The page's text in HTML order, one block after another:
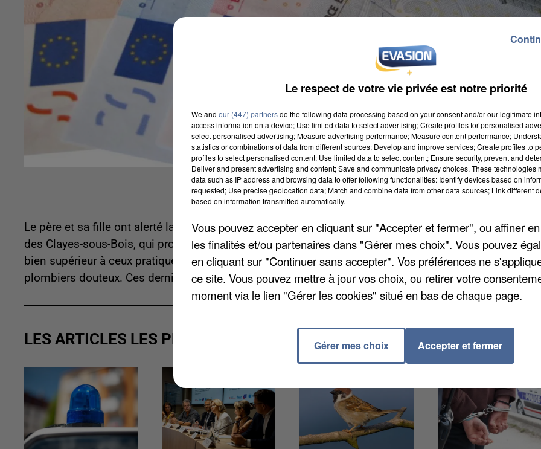
Le père et sa fille ont alerté la police. En cause, la visite de deux plombiers douteux dans le domicile
des Clayes-sous-Bois, qui proposaient de déboucher les toilettes pour plus de 2.000 euros. Un prix
bien supérieur à ceux pratiqués en moyenne, selon le Parisien. Les policiers ont mis la main sur les
plombiers douteux. Ces derniers devront payer 500 euros à leur victime.
LES ARTICLES LES PLUS VUS
Le respect de votre vie privée est notre priorité
We and our (447) partnersdo the following data processing based on your consent and/or our legitimate
access information on a device; Use limited data to select advertising; Create profiles for personalised
select personalised advertising; Measure advertising performance; Measure content performance;
statistics or combinations of data from different sources; Develop and improve services; Create profiles to
profiles to select personalised content; Use limited data to select content; Ensure security, prevent and
Deliver and present advertising and content; Save and communicate privacy choices. These technologies
data such as IP address and browsing data to offer following functionalities: Identify devices based on
requested; Use precise geolocation data; Match and combine data from other data sources; Link different
based on information transmitted automatically.
Vous pouvez accepter en cliquant sur "Accepter et fermer", ou affiner
les finalités et/ou partenaires dans "Gérer mes choix". Vous pouvez
en cliquant sur "Continuer sans accepter". Vos préférences ne
ce site. Vous pouvez mettre à jour vos choix, ou retirer votre
moment via le lien "Gérer les cookies" situé en bas de chaque page.
Gérer mes choix Accepter et fermer